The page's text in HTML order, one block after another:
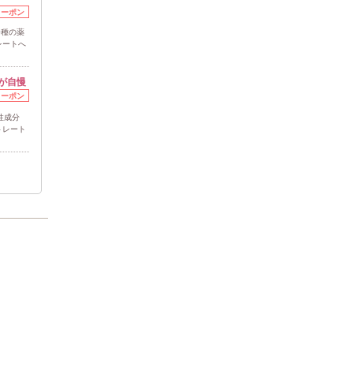
ポン
の薬
ートへ
自慢
ポン
成分
ート